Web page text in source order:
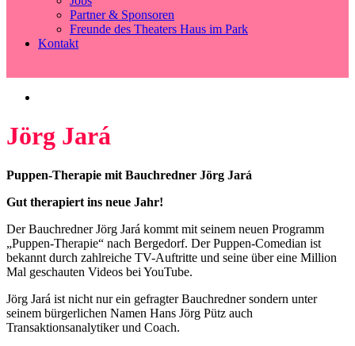
Partner & Sponsoren
Freunde des Theaters Haus im Park
Kontakt
Jörg Jará
Puppen-Therapie mit Bauchredner Jörg Jará
Gut therapiert ins neue Jahr!
Der Bauchredner Jörg Jará kommt mit seinem neuen Programm
„Puppen-Therapie“ nach Bergedorf. Der Puppen-Comedian ist
bekannt durch zahlreiche TV-Auftritte und seine über eine Million
Mal geschauten Videos bei YouTube.
Jörg Jará ist nicht nur ein gefragter Bauchredner sondern unter
seinem bürgerlichen Namen Hans Jörg Pütz auch
Transaktionsanalytiker und Coach.